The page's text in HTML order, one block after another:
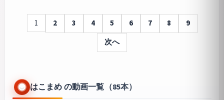
1 2 3 4 5 6 7 8
9
次へ
はこまめ の動画一覧（85本）